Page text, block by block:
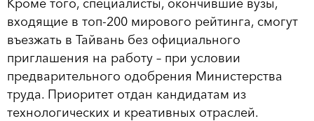
Кроме того, специалисты, окончившие вузы,
входящие в топ-200 мирового рейтинга, смогут
въезжать в Тайвань без официального
приглашения на работу – при условии
предварительного одобрения Министерства
труда. Приоритет отдан кандидатам из
технологических и креативных отраслей.